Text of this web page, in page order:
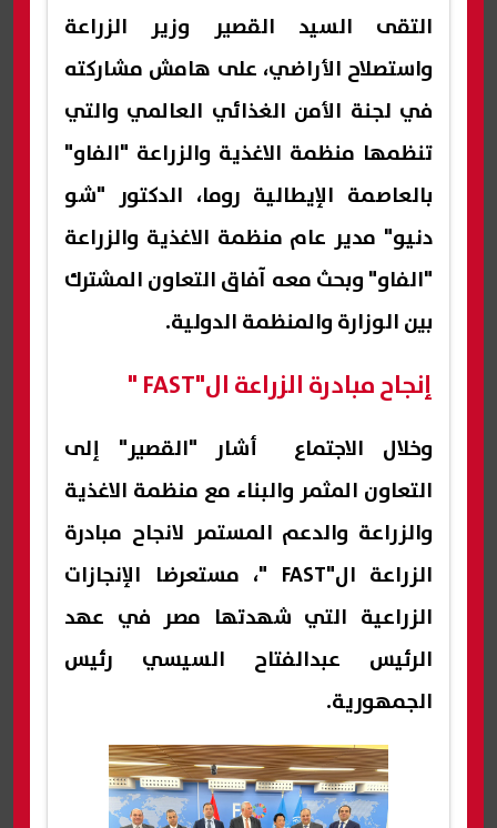
التقى السيد القصير وزير الزراعة
واستصلاح الأراضي، على هامش مشاركته
في لجنة الأمن الغذائي العالمي والتي
تنظمها منظمة الاغذية والزراعة "الفاو"
بالعاصمة الإيطالية روما، الدكتور "شو
دنيو" مدير عام منظمة الاغذية والزراعة
"الفاو" وبحث معه آفاق التعاون المشترك
بين الوزارة والمنظمة الدولية.
إنجاح مبادرة الزراعة ال"FAST "
وخلال الاجتماع أشار "القصير" إلى
التعاون المثمر والبناء مع منظمة الاغذية
والزراعة والدعم المستمر لانجاح مبادرة
الزراعة ال"FAST "، مستعرضا الإنجازات
الزراعية التي شهدتها مصر في عهد
الرئيس عبدالفتاح السيسي رئيس
الجمهورية.